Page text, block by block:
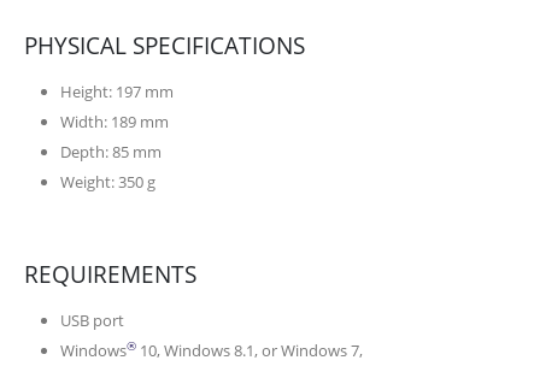
PHYSICAL SPECIFICATIONS
Height: 197 mm
Width: 189 mm
Depth: 85 mm
Weight: 350 g
REQUIREMENTS
USB port
Windows®10, Windows 8.1, or Windows 7,